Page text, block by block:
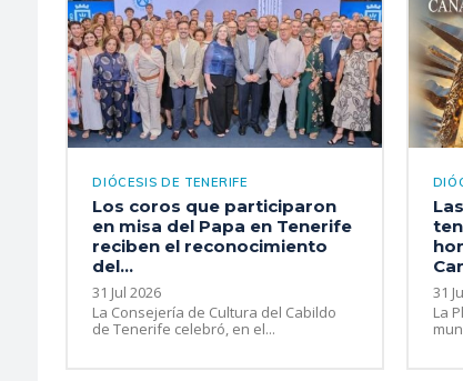
DIÓCESIS DE TENERIFE
Los coros que participaron
en misa del Papa en Tenerife
reciben el reconocimiento
del...
31 Jul 2026
La Consejería de Cultura del Cabildo
de Tenerife celebró, en el...
31
La